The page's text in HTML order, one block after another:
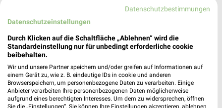
❯
Heute 08:00 - 20:00 Uhr |
534,52 km • Angebote: 7 Prospekte
Datenschutzbestimmungen
Datenschutzeinstellungen
Durch Klicken auf die Schaltfläche „Ablehnen“ wird die
Standardeinstellung nur für unbedingt erforderliche cookie
beibehalten.
Wir und unsere Partner speichern und/oder greifen auf Informationen auf
einem Gerät zu, wie z. B. eindeutige IDs in cookie und anderen
Browserspeichern, um personenbezogene Daten zu verarbeiten. Einige
Anbieter verarbeiten Ihre personenbezogenen Daten möglicherweise
aufgrund eines berechtigten Interesses. Um dem zu widersprechen, öffnen
Sie die „Einstellungen“. Sie können Ihre Einstellungen akzeptieren, ablehnen